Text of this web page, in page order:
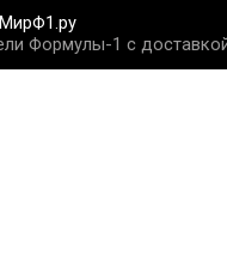
Формулы-1 с